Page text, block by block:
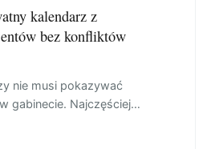
kalendarz z
bez konfliktów
nie musi pokazywać
gabinecie. Najczęściej